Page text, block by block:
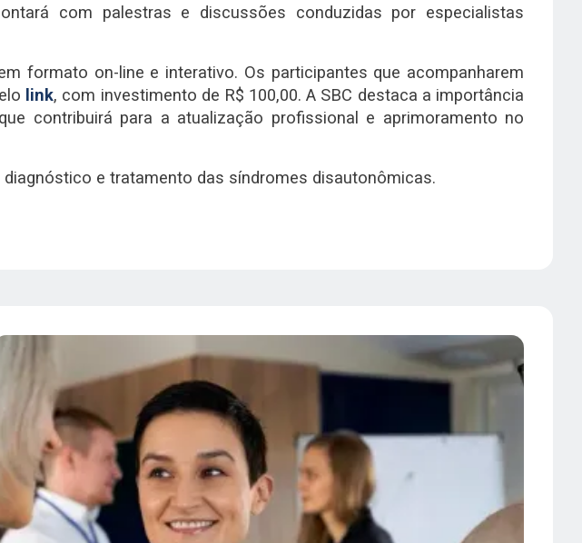
com palestras e discussões conduzidas por especialistas
formato on-line e interativo. Os participantes que acompanharem
link, com investimento de R$ 100,00. A SBC destaca a importância
contribuirá para a atualização profissional e aprimoramento no
e tratamento das síndromes disautonômicas.